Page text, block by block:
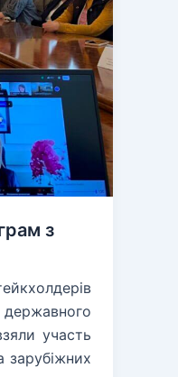
з
державного
участь
зарубіжних